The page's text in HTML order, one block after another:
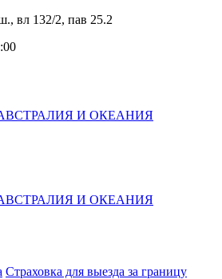
вл 132/2, пав 25.2
И ОКЕАНИЯ
И ОКЕАНИЯ
Страховка для выезда за границу